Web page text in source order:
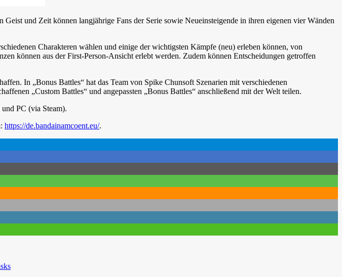
und Zeit können langjährige Fans der Serie sowie Neueinsteigende in ihren eigenen vier Wänden
Charakteren wählen und einige der wichtigsten Kämpfe (neu) erleben können, von
können aus der First-Person-Ansicht erlebt werden. Zudem können Entscheidungen getroffen
In „Bonus Battles“ hat das Team von Spike Chunsoft Szenarien mit verschiedenen
„Custom Battles“ und angepassten „Bonus Battles“ anschließend mit der Welt teilen.
PC (via Steam).
https://de.bandainamcoent.eu/.